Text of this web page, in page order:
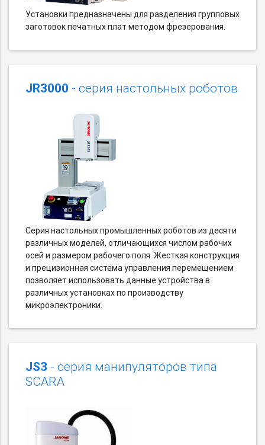
Установки предназначены для разделения групповых
заготовок печатных плат методом фрезерования.
JR3000 - серия настольных роботов
Серия настольных промышленных роботов из десяти
различных моделей, отличающихся числом рабочих
осей и размером рабочего поля. Жесткая конструкция
и прецизионная система управления перемещением
позволяет использовать данные устройства в
различных установках по производству
микроэлектроники.
JS3 - серия манипуляторов типа
SCARA